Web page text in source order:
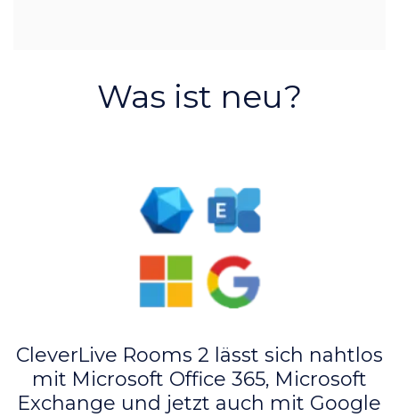
Was ist neu?
CleverLive Rooms 2 lässt sich nahtlos
mit Microsoft Office 365, Microsoft
Exchange und jetzt auch mit Google